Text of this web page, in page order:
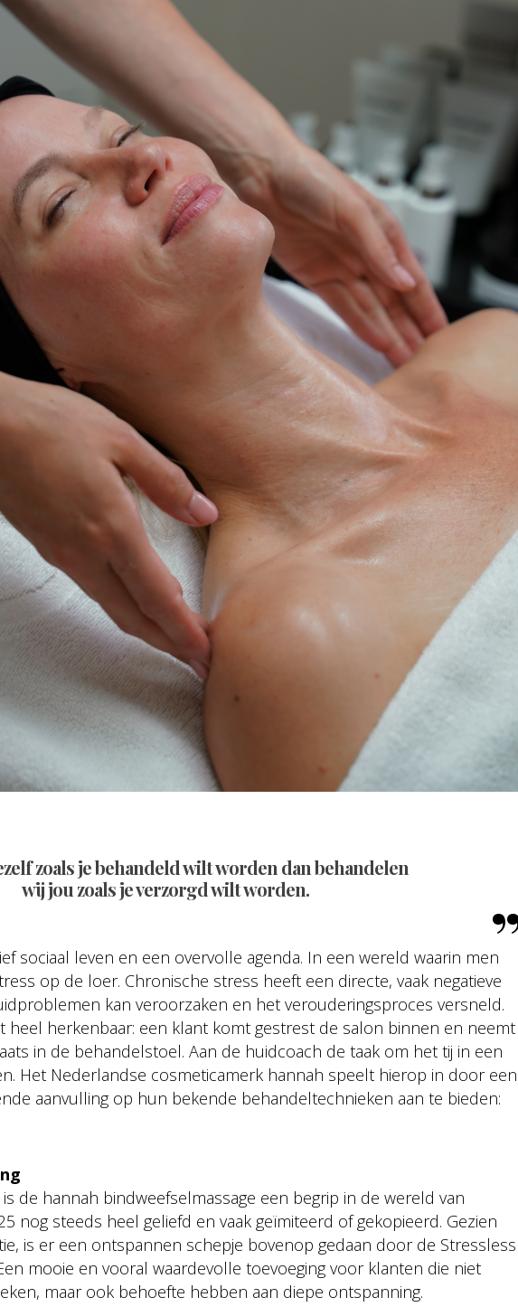
zoals je behandeld wilt worden dan behandelen
wij jou zoals je verzorgd wilt worden.
sociaal leven en een overvolle agenda. In een wereld waarin men
op de loer. Chronische stress heeft een directe, vaak negatieve
kan veroorzaken en het verouderingsproces versneld.
heel herkenbaar: een klant komt gestrest de salon binnen en neemt
in de behandelstoel. Aan de huidcoach de taak om het tij in een
Het Nederlandse cosmeticamerk hannah speelt hierop in door een
aanvulling op hun bekende behandeltechnieken aan te bieden:
de hannah bindweefselmassage een begrip in de wereld van
nog steeds heel geliefd en vaak geïmiteerd of gekopieerd. Gezien
is er een ontspannen schepje bovenop gedaan door de Stressless
mooie en vooral waardevolle toevoeging voor klanten die niet
maar ook behoefte hebben aan diepe ontspanning.